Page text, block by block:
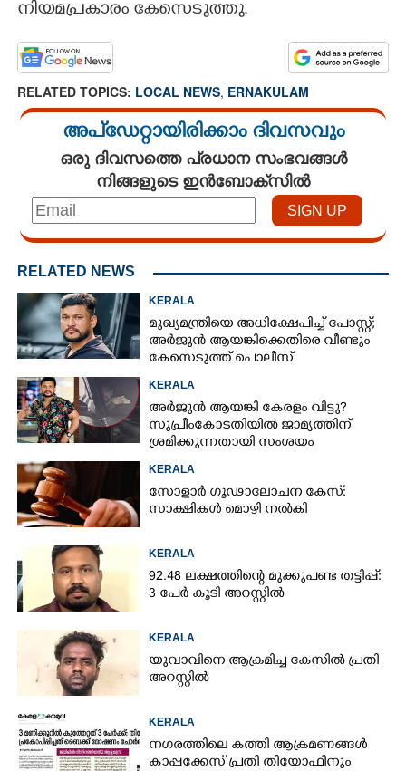
നിയമപ്രകാരം കേസെടുത്തു.
RELATED TOPICS: LOCAL NEWS, ERNAKULAM
അപ്ഡേറ്റായിരിക്കാം ദിവസവും
ഒരു ദിവസത്തെ പ്രധാന സംഭവങ്ങൾ
നിങ്ങളുടെ ഇൻബോക്സിൽ
RELATED NEWS
KERALA
മുഖ്യമന്ത്രിയെ അധിക്ഷേപിച്ച് പോസ്റ്റ്;
അർജുൻ ആയങ്കിക്കെതിരെ വീണ്ടും
കേസെടുത്ത് പൊലീസ്
KERALA
അർജുൻ ആയങ്കി കേരളം വിട്ടു?
സുപ്രീംകോടതിയിൽ ജാമ്യത്തിന്
ശ്രമിക്കുന്നതായി സംശയം
KERALA
സോളാർ ഗൂഢാലോചന കേസ്:
സാക്ഷികൾ മൊഴി നൽകി
KERALA
92.48 ലക്ഷത്തിന്റെ മുക്കുപണ്ട തട്ടിപ്പ്:
3 പേർ കൂടി അറസ്റ്റിൽ
KERALA
യുവാവിനെ ആക്രമിച്ച കേസിൽ പ്രതി
അറസ്റ്റിൽ
KERALA
നഗരത്തിലെ കത്തി ആക്രമണങ്ങൾ
കാപ്പക്കേസ് പ്രതി തിയോഫിനും